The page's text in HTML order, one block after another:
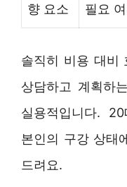
향 요소
필요
솔직히 비용 대비
상담하고 계획하
실용적입니다.
본인의 구강 상태
드려요.